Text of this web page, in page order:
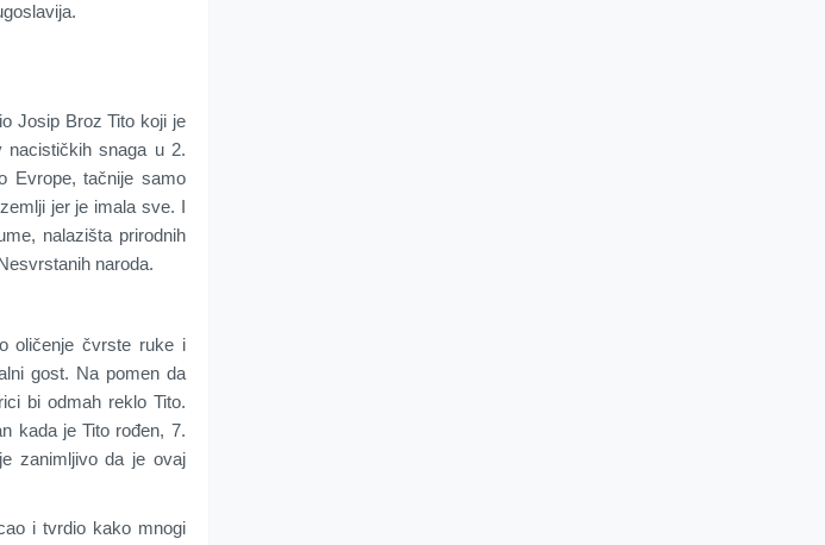
Josip Broz Tito koji je
nacističkih snaga u 2.
Evrope, tačnije samo
jer je imala sve. I
nalazišta prirodnih
naroda.
oličenje čvrste ruke i
gost. Na pomen da
bi odmah reklo Tito.
kada je Tito rođen, 7.
zanimljivo da je ovaj
i tvrdio kako mnogi